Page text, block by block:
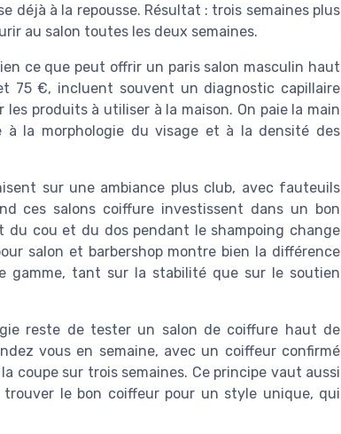
déjà à la repousse. Résultat : trois semaines plus
au salon toutes les deux semaines.
ce que peut offrir un paris salon masculin haut
75 €, incluent souvent un diagnostic capillaire
produits à utiliser à la maison. On paie la main
à la morphologie du visage et à la densité des
sur une ambiance plus club, avec fauteuils
ces salons coiffure investissent dans un bon
cou et du dos pendant le shampoing change
salon et barbershop montre bien la différence
gamme, tant sur la stabilité que sur le soutien
reste de tester un salon de coiffure haut de
vous en semaine, avec un coiffeur confirmé
coupe sur trois semaines. Ce principe vaut aussi
trouver le bon coiffeur pour un style unique, qui